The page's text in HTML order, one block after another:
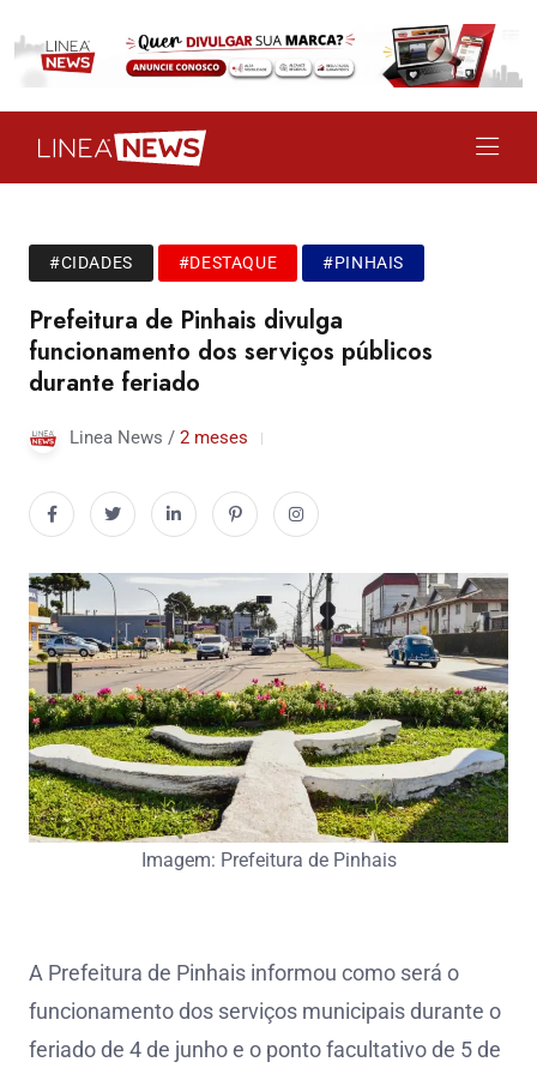
#CIDADES #DESTAQUE #PINHAIS
Prefeitura de Pinhais divulga
funcionamento dos serviços públicos
durante feriado
Linea News / 2 meses
Imagem: Prefeitura de Pinhais
A Prefeitura de Pinhais informou como será o
funcionamento dos serviços municipais durante o
feriado de 4 de junho e o ponto facultativo de 5 de